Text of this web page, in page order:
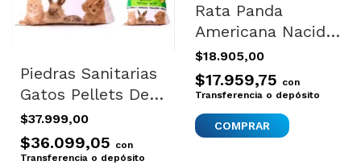
Piedras Sanitarias
Gatos Pellets De
Madera Sustrato
X3
$37.999,00
$36.099,05 con
Transferencia o depósito
Rata Panda
Americana Nacido
En Criadero Para
Mascota
$18.905,00
$17.959,75 con
Transferencia o depósito